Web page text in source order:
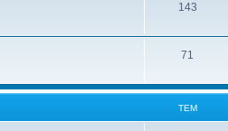
143
71
ТЕМ